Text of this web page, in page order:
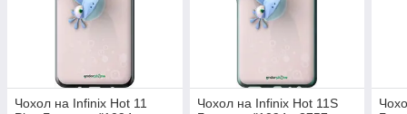
Чохол на Infinix Hot 11
Чохол на Infinix Hot 11S